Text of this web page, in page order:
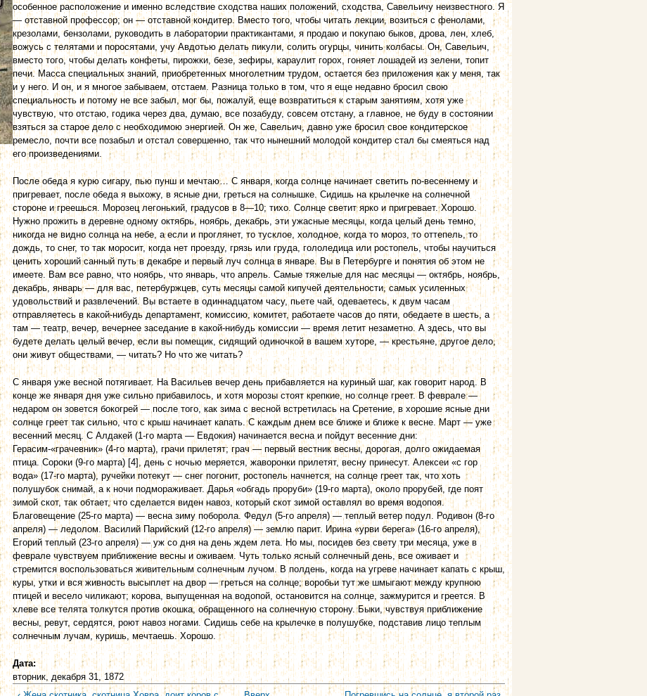
особенное расположение и именно вследствие сходства наших положений, сходства, Савельичу неизвестного. Я
— отставной профессор; он — отставной кондитер. Вместо того, чтобы читать лекции, возиться с фенолами,
крезолами, бензолами, руководить в лаборатории практикантами, я продаю и покупаю быков, дрова, лен, хлеб,
вожусь с телятами и поросятами, учу Авдотью делать пикули, солить огурцы, чинить колбасы. Он, Савельич,
вместо того, чтобы делать конфеты, пирожки, безе, зефиры, караулит горох, гоняет лошадей из зелени, топит
печи. Масса специальных знаний, приобретенных многолетним тру­дом, остается без приложения как у меня, так
и у него. И он, и я многое забываем, отстаем. Разница только в том, что я еще недавно бросил свою
специальность и потому не все забыл, мог бы, пожалуй, еще возвратиться к старым занятиям, хотя уже
чувствую, что отстаю, годика через два, думаю, все позабуду, совсем отстану, а главное, не буду в состоянии
взяться за старое дело с необходимою энергией. Он же, Савельич, давно уже бросил свое кондитерское
ремесло, почти все позабыл и отстал совершенно, так что нынешний молодой кондитер стал бы смеяться над
его произведениями.
После обеда я курю сигару, пью пунш и мечтаю… С января, когда солнце начинает светить по-весеннему и
пригревает, после обеда я вы­хожу, в ясные дни, греться на солнышке. Сидишь на крылечке на солнечной
стороне и греешься. Морозец легонький, градусов в 8—10; тихо. Солнце светит ярко и пригревает. Хорошо.
Нужно прожить в деревне одному октябрь, ноябрь, декабрь, эти ужасные месяцы, когда целый день темно,
никогда не видно солнца на небе, а если и проглянет, то тусклое, холодное, когда то мороз, то оттепель, то
дождь, то снег, то так моросит, когда нет проезду, грязь или груда, гололедица или ростопель, чтобы научиться
ценить хороший санный путь в декабре и первый луч солнца в январе. Вы в Петербурге и понятия об этом не
имеете. Вам все равно, что ноябрь, что январь, что апрель. Самые тяжелые для нас месяцы — октябрь, ноябрь,
декабрь, январь — для вас, петербуржцев, суть месяцы самой кипучей деятельности, самых усиленных
удовольствий и развлечений. Вы встаете в одиннадцатом часу, пьете чай, одеваетесь, к двум часам
отправляетесь в какой-нибудь департамент, комиссию, комитет, работаете часов до пяти, обедаете в шесть, а
там — театр, вечер, вечернее заседание в какой-нибудь комиссии — время летит незаметно. А здесь, что вы
будете делать целый вечер, если вы помещик, сидящий одиночкой в вашем хуторе, — крестьяне, другое дело,
они живут обществами, — читать? Но что же читать?
С января уже весной потягивает. На Васильев вечер день прибавляется на куриный шаг, как говорит народ. В
конце же января дня уже сильно прибавилось, и хотя морозы стоят крепкие, но солнце греет. В феврале —
недаром он зовется бокогрей — после того, как зима с весной встретилась на Сретение, в хорошие ясные дни
солнце греет так сильно, что с крыш начинает капать. С каждым днем все ближе и ближе к весне. Март — уже
весенний месяц. С Алдакей (1-го марта — Евдокия) начинается весна и пойдут весенние дни:
Герасим-«грачевник» (4-го марта), грачи прилетят; грач — первый вестник весны, дорогая, долго ожидаемая
птица. Сороки (9-го марта) [4], день с ночью меряется, жаворонки прилетят, весну принесут. Алексеи «с гор
вода» (17-го марта), ручейки потекут — снег погонит, ростопель начнется, на солнце греет так, что хоть
полушубок снимай, а к ночи подмораживает. Дарья «обгадь проруби» (19-го марта), около про­рубей, где поят
зимой скот, так обтает, что сделается виден навоз, который скот зимой оставлял во время водопоя.
Благовещение (25-го марта) — весна зиму поборола. Федул (5-го апреля) — теплый ветер подул. Родивон (8-го
апреля) — ледолом. Василий Парийский (12-го апреля) — землю парит. Ирина «урви берега» (16-го апреля),
Егорий теплый (23-го апреля) — уж со дня на день ждем лета. Но мы, посидев без свету три месяца, уже в
феврале чувствуем приближение весны и оживаем. Чуть только ясный солнечный день, все оживает и
стремится воспользоваться живительным солнечным лучом. В полдень, когда на угреве начинает капать с крыш,
куры, утки и вся живность высыплет на двор — греться на солнце; воробьи тут же шмыгают между крупною
птицей и весело чиликают; корова, выпущенная на водопой, остановится на солнце, зажмурится и греется. В
хлеве все телята толкутся против окошка, обращенного на солнечную сторону. Быки, чувствуя приближение
весны, ревут, сердятся, роют навоз ногами. Сидишь себе на крылечке в полушубке, подставив лицо теплым
солнечным лучам, куришь, мечтаешь. Хорошо.
Дата:
вторник, декабря 31, 1872